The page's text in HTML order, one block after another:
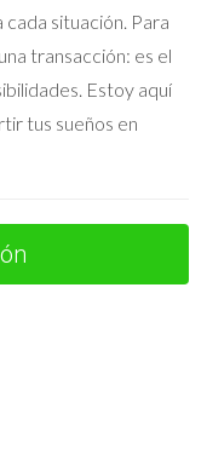
aquí no podrás
relacionadas con la
significa que
obtenida.
y puedes
cada situación. Para
transacción: es el
Estoy aquí
tus sueños en